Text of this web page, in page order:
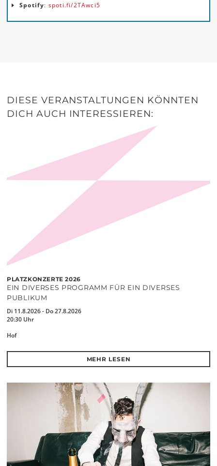
Spotify: spoti.fi/2TAwci5
DIESE VERANSTALTUNGEN KÖNNTEN
DICH AUCH INTERESSIEREN:
PLATZKONZERTE 2026
EIN DIVERSES PROGRAMM FÜR EIN DIVERSES
PUBLIKUM
Di 11.8.2026 - Do 27.8.2026
20:30 Uhr
Hof
MEHR LESEN